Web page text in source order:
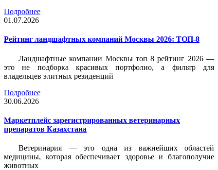
Подробнее
01.07.2026
Рейтинг ландшафтных компаний Москвы 2026: ТОП-8
Ландшафтные компании Москвы топ 8 рейтинг 2026 —
это не подборка красивых портфолио, а фильтр для
владельцев элитных резиденций
Подробнее
30.06.2026
Маркетплейс зарегистрированных ветеринарных
препаратов Казахстана
Ветеринария — это одна из важнейших областей
медицины, которая обеспечивает здоровье и благополучие
животных